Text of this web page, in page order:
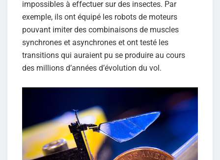
impossibles à effectuer sur des insectes. Par
exemple, ils ont équipé les robots de moteurs
pouvant imiter des combinaisons de muscles
synchrones et asynchrones et ont testé les
transitions qui auraient pu se produire au cours
des millions d’années d’évolution du vol.